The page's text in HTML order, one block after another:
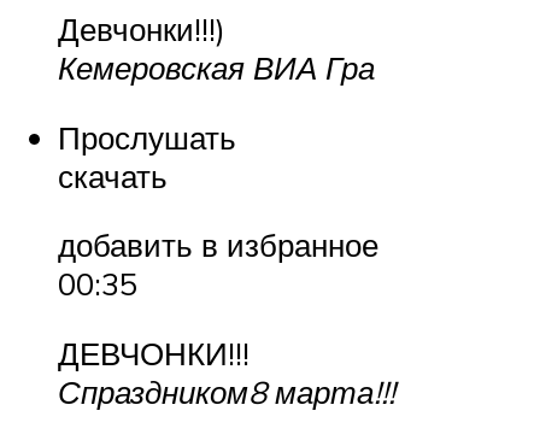
Девчонки!!!)
Кемеровская ВИА Гра
Прослушать
скачать
добавить в избранное
00:35
ДЕВЧОНКИ!!!
Спраздником8 марта!!!